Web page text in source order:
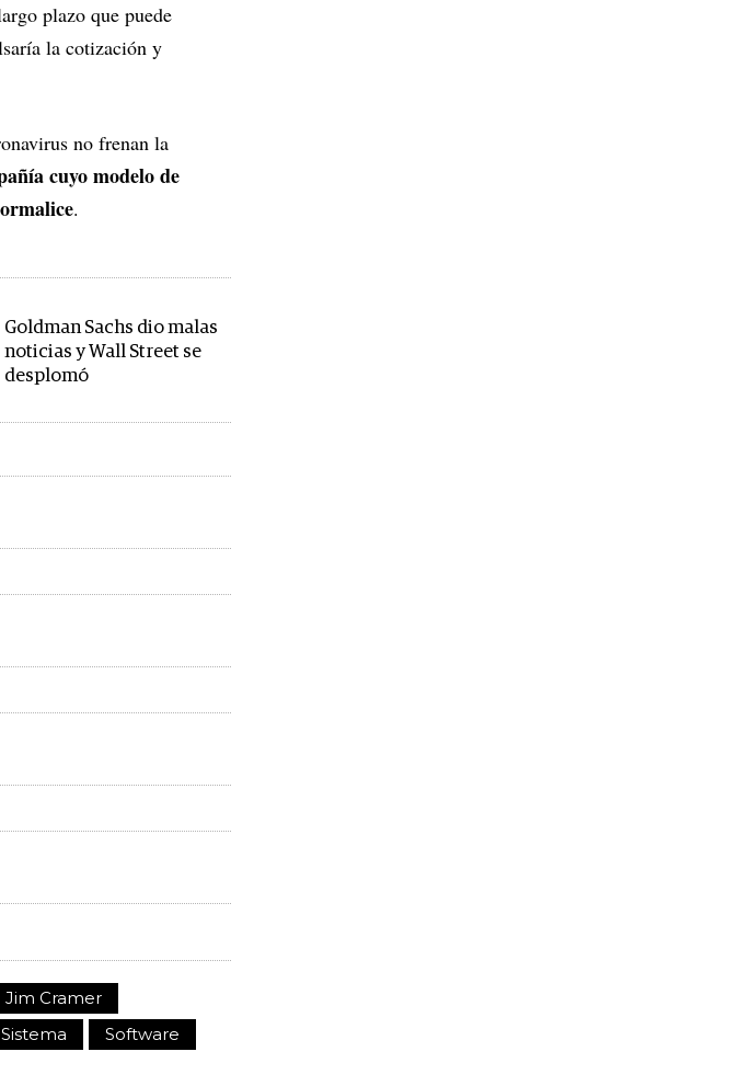
plazo que puede
la cotización y
no frenan la
cuyo modelo de
.
Goldman Sachs dio malas
noticias y Wall Street se
desplomó
Jim Cramer
Sistema
Software